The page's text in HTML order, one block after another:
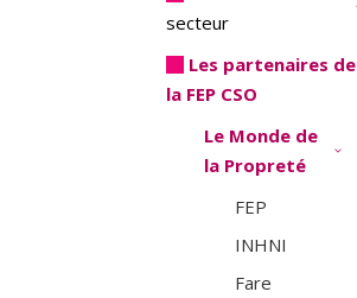
secteur
Les partenaires de
la FEP CSO
Le Monde de
la Propreté
FEP
INHNI
Fare